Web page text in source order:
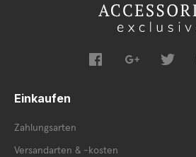
Einkaufen
Zahlungsarten
Versandarten & -kosten